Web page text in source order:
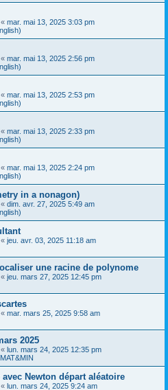
« mar. mai 13, 2025 3:03 pm
« mar. mai 13, 2025 2:56 pm
« mar. mai 13, 2025 2:53 pm
« mar. mai 13, 2025 2:33 pm
« mar. mai 13, 2025 2:24 pm
in a nonagon)
« dim. avr. 27, 2025 5:49 am
« jeu. avr. 03, 2025 11:18 am
une racine de polynome
« jeu. mars 27, 2025 12:45 pm
« mar. mars 25, 2025 9:58 am
2025
« lun. mars 24, 2025 12:35 pm
Newton départ aléatoire
« lun. mars 24, 2025 9:24 am